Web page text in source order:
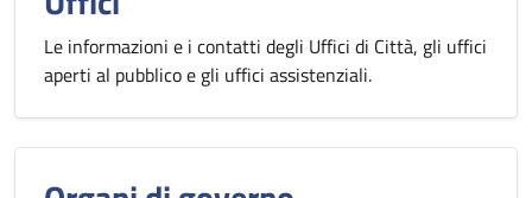
Le informazioni e i contatti degli Uffici di Città, gli uffici
aperti al pubblico e gli uffici assistenziali.